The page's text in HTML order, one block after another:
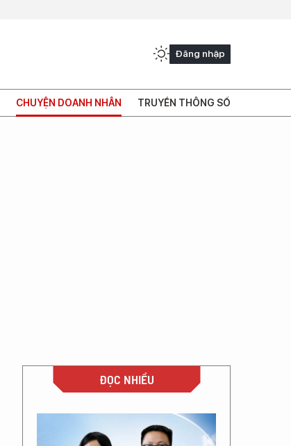
Đăng nhập
CHUYỆN DOANH NHÂN TRUYỀN THÔNG SỐ
ĐỌC NHIỀU